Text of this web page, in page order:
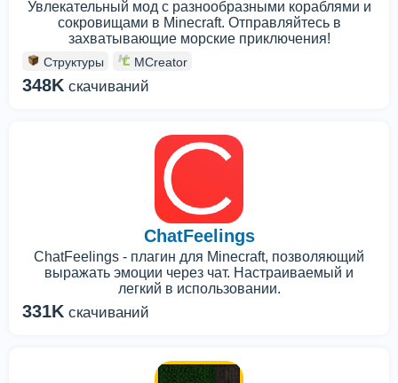
Увлекательный мод с разнообразными кораблями и
сокровищами в Minecraft. Отправляйтесь в
захватывающие морские приключения!
Структуры MCreator
348K скачиваний
ChatFeelings
ChatFeelings - плагин для Minecraft, позволяющий
выражать эмоции через чат. Настраиваемый и
легкий в использовании.
331K скачиваний